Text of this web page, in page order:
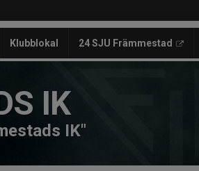
Klubblokal 24 SJU Främmestad
IK
IK"